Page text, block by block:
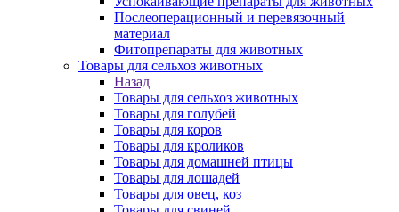
Послеоперационный и перевязочный
материал
Фитопрепараты для животных
Товары для сельхоз животных
Назад
Товары для сельхоз животных
Товары для голубей
Товары для коров
Товары для кроликов
Товары для домашней птицы
Товары для лошадей
Товары для овец, коз